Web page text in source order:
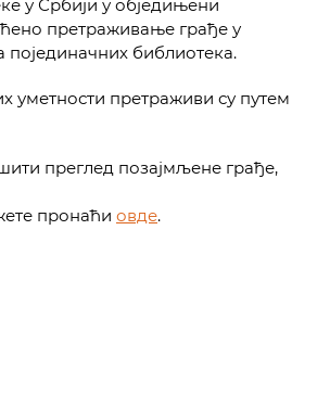
у Србији у обједињени
претраживање грађе у
појединачних библиотека.
претраживи су путем
преглед позајмљене грађе,
пронаћи овде.